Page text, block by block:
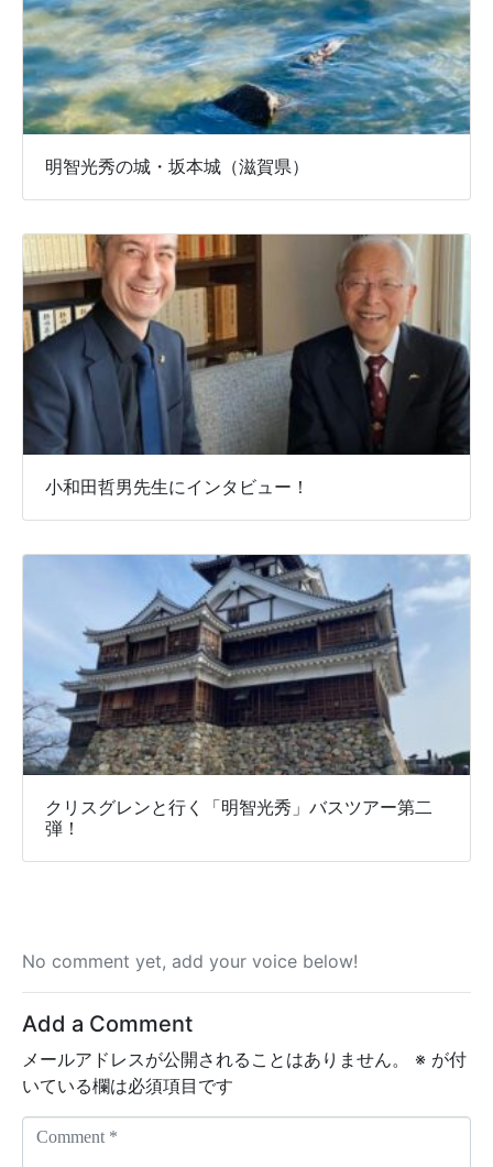
明智光秀の城・坂本城（滋賀県）
小和田哲男先生にインタビュー！
クリスグレンと行く「明智光秀」バスツアー第二
弾！
No comment yet, add your voice below!
Add a Comment
メールアドレスが公開されることはありません。 ※ が付
いている欄は必須項目です